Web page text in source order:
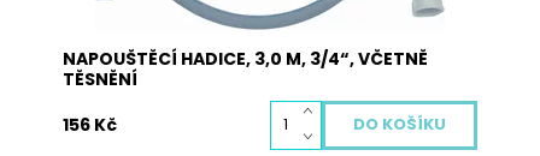
NAPOUŠTĚCÍ HADICE, 3,0 M, 3/4“, VČETNĚ
TĚSNĚNÍ
156 Kč